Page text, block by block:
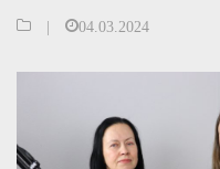
04.03.2024